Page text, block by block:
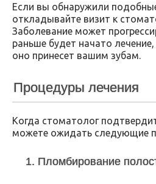
Если вы обнаружили
откладывайте визит к
Заболевание может
раньше будет начато
оно принесет вашим зубам.
Процедуры лечения
Когда стоматолог
можете ожидать следующие
1. Пломбирование